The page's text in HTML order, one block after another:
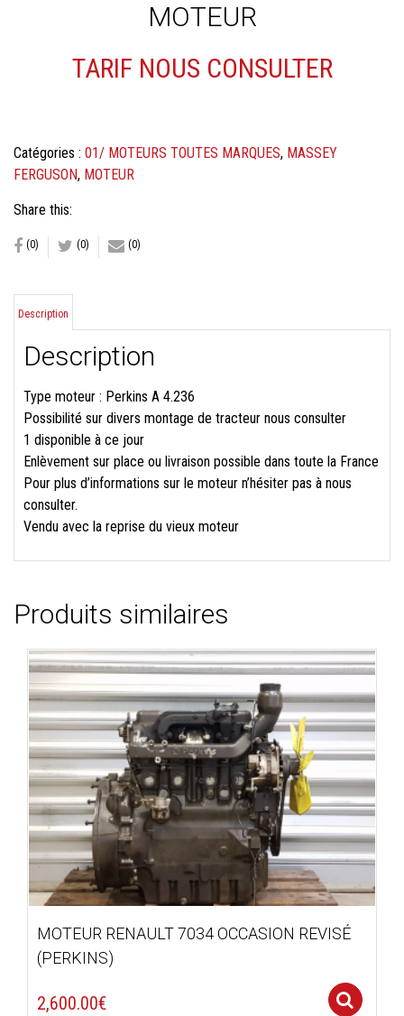
MOTEUR
TARIF NOUS CONSULTER
Catégories : 01/ MOTEURS TOUTES MARQUES, MASSEY
FERGUSON, MOTEUR
Share this:
(0) (0) (0)
Description
Description
Type moteur : Perkins A 4.236
Possibilité sur divers montage de tracteur nous consulter
1 disponible à ce jour
Enlèvement sur place ou livraison possible dans toute la France
Pour plus d’informations sur le moteur n’hésiter pas à nous
consulter.
Vendu avec la reprise du vieux moteur
Produits similaires
MOTEUR RENAULT 7034 OCCASION REVISÉ
(PERKINS)
2,600.00€